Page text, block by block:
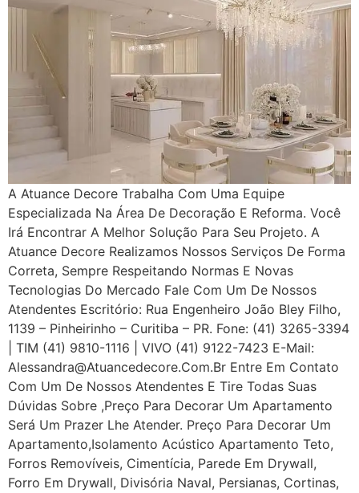
A Atuance Decore Trabalha Com Uma Equipe
Especializada Na Área De Decoração E Reforma. Você
Irá Encontrar A Melhor Solução Para Seu Projeto. A
Atuance Decore Realizamos Nossos Serviços De Forma
Correta, Sempre Respeitando Normas E Novas
Tecnologias Do Mercado Fale Com Um De Nossos
Atendentes Escritório: Rua Engenheiro João Bley Filho,
1139 – Pinheirinho – Curitiba – PR. Fone: (41) 3265-3394
| TIM (41) 9810-1116 | VIVO (41) 9122-7423 E-Mail:
Alessandra@atuancedecore.com.br Entre Em Contato
Com Um De Nossos Atendentes E Tire Todas Suas
Dúvidas Sobre ,Preço Para Decorar Um Apartamento
Será Um Prazer Lhe Atender. Preço Para Decorar Um
Apartamento,Isolamento Acústico Apartamento Teto,
Forros Removíveis, Cimentícia, Parede Em Drywall,
Forro Em Drywall, Divisória Naval, Persianas, Cortinas,